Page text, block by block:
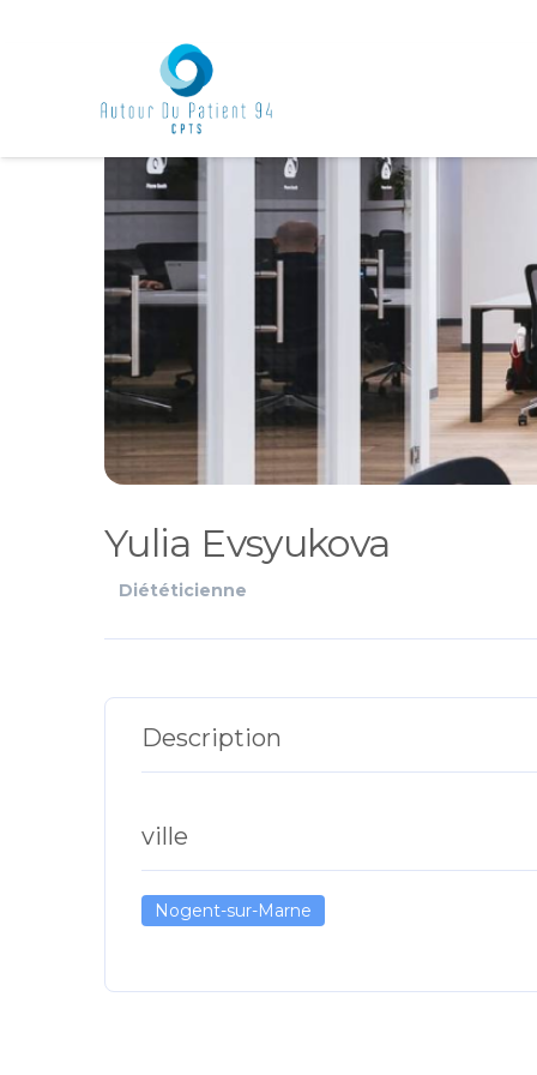
Yulia Evsyukova
Diététicienne
Description
ville
Nogent-sur-Marne